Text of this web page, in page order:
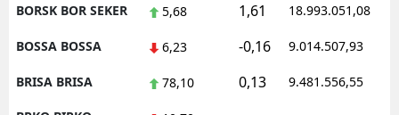
BORSK BOR SEKER 5,68 1,61 18.993.051,08
BOSSA BOSSA 6,23 -0,16 9.014.507,93
BRISA BRISA 78,10 0,13 9.481.556,55